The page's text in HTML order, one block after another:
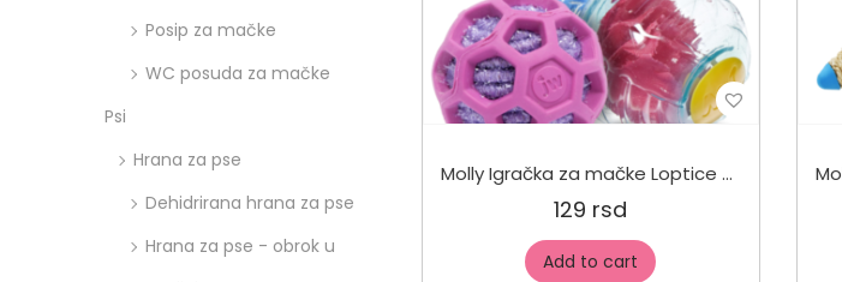
Molly Igračka za mačke Loptice sa dodacima
129 rsd
Add to cart
Posip za mačke
WC posuda za mačke
Psi
Hrana za pse
Dehidrirana hrana za pse
Hrana za pse - obrok u